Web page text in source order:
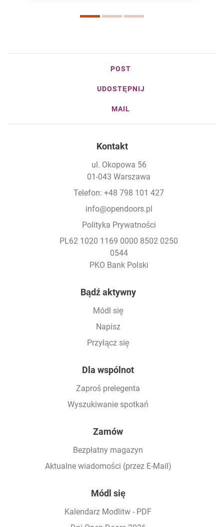
POST
UDOSTĘPNIJ
MAIL
Kontakt
ul. Okopowa 56
01-043 Warszawa
Telefon: +48 798 101 427
info@opendoors.pl
Polityka Prywatności
PL62 1020 1169 0000 8502 0250
0544
PKO Bank Polski
Bądź aktywny
Módl się
Napisz
Przyłącz się
Dla wspólnot
Zaproś prelegenta
Wyszukiwanie spotkań
Zamów
Bezpłatny magazyn
Aktualne wiadomości (przez E-Mail)
Módl się
Kalendarz Modlitw - PDF